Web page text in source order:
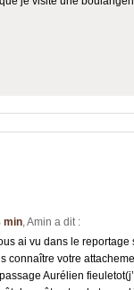
min,Amin a dit :
ai vu dans le reportage
connaître votre
Aurélien